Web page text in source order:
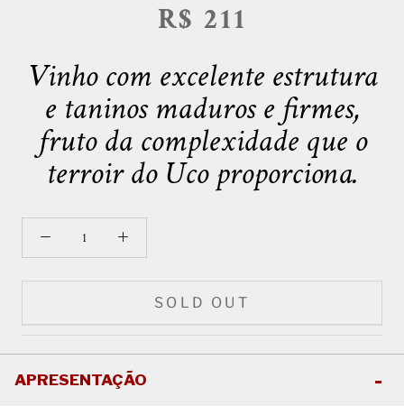
R$ 211
Vinho com excelente estrutura
e taninos maduros e firmes,
fruto da complexidade que o
terroir do Uco proporciona.
SOLD OUT
APRESENTAÇÃO